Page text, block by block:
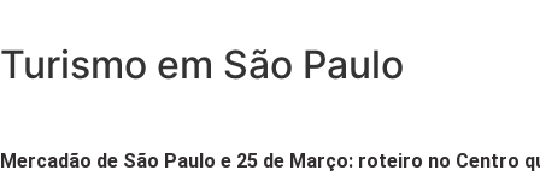
Turismo em São Paulo
Mercadão de São Paulo e 25 de Março: roteiro no Centro